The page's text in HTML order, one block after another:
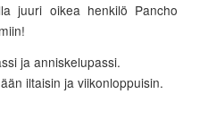
juuri oikea henkilö Pancho
ja anniskelupassi.
iltaisin ja viikonloppuisin.